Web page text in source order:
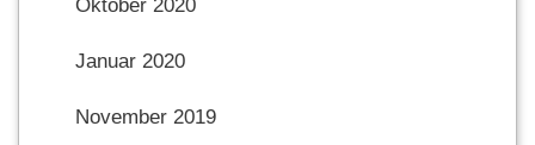
Oktober 2020
Januar 2020
November 2019